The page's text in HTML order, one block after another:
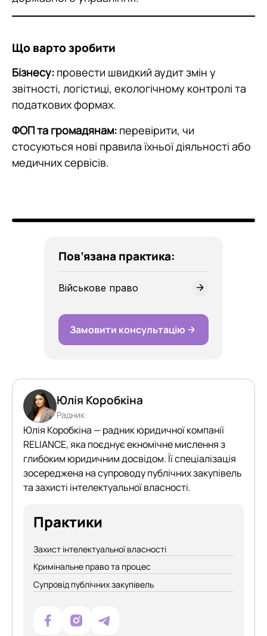
Пов’язана практика:
Військове право
Замовити консультацію
Що варто зробити
Бізнесу: провести швидкий аудит змін у
звітності, логістиці, екологічному контролі та
податкових формах.
ФОП та громадянам: перевірити, чи
стосуються нові правила їхньої діяльності або
медичних сервісів.
Юлія Коробкіна
Радник
Юлія Коробкіна — радник юридичної компанії
RELIANCE, яка поєднує екномічне мислення з
глибоким юридичним досвідом. Її спеціалізація
зосереджена на супроводу публічних закупівель
та захисті інтелектуальної власності.
Практики
Захист інтелектуальної власності
Кримінальне право та процес
Супровід публічних закупівель